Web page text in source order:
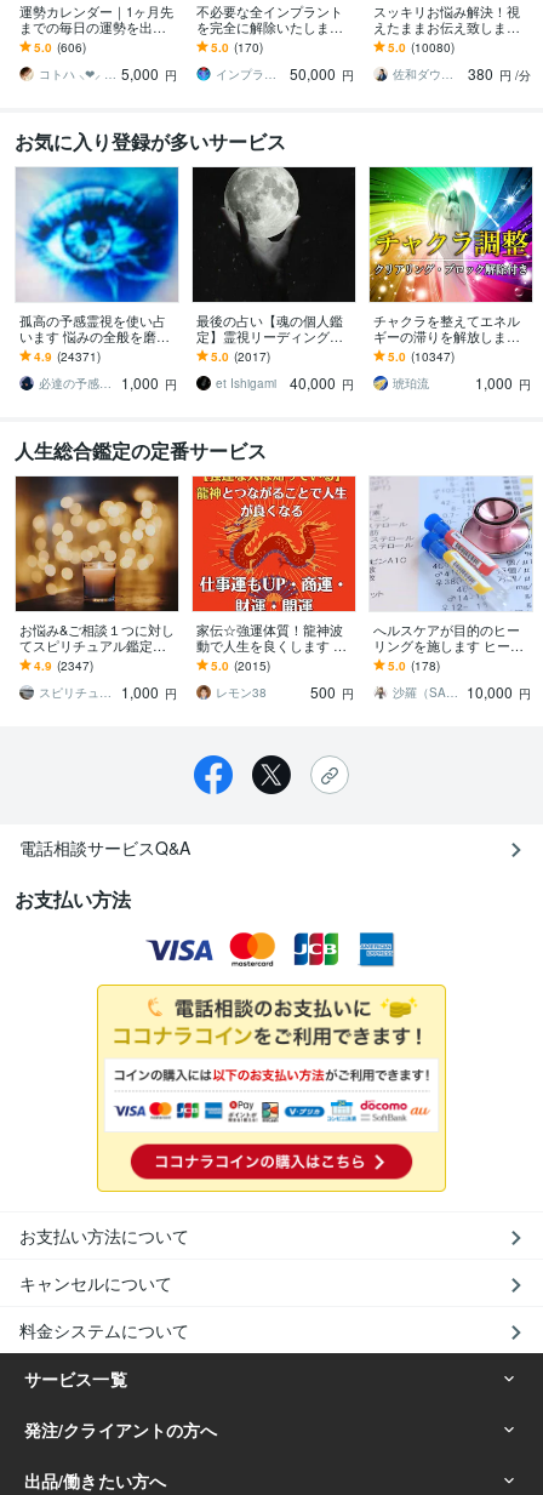
運勢カレンダー｜1ヶ月先
までの毎日の運勢を出し
ます 30日×500字のおよそ
1万5千文字で細かく詳細
に記します
5.0 (606)
コトハ ⸜❤︎⸝ 新サービス提供開始✨️ 5,000 円
不必要な全インプラント
を完全に解除いたします
インプラント全解除創始
者 × 魂の解放・カルマ浄
化・能力開花
5.0 (170)
インプラント全解除創始者｜魂王DaI⭐︎
50,000 円
スッキリお悩み解決！視
えたままお伝え致します
恋愛、結婚、人間関係、
仕事、人生、ペットの気
持ち等◎祈願付き
5.0 (10080)
佐和ダウジング＆スピリットメンター
380 円 /分
お気に入り登録が多いサービス
孤高の予感霊視を使い占
います 悩みの全般を磨き
上げ、研ぎ澄ました予感
より霊視により導きます
4.9 (24371)
必達の予感霊視 渡邊 潤一
1,000 円
最後の占い【魂の個人鑑
定】霊視リーディング承
ります 運命の地図を手
に、輝く人生を創る｜魂
の全体像を紐解く鑑定
5.0 (2017)
et Ishigami
40,000 円
チャクラを整えてエネル
ギーの滞りを解放します 7
割超リピート！人生を変
えたい人のエネルギー調
整
5.0 (10347)
琥珀流
1,000 円
人生総合鑑定の定番サービス
お悩み&ご相談１つに対し
てスピリチュアル鑑定し
ます 最短60分で鑑定！人
生・恋愛・家庭・お金・
人間関係
4.9 (2347)
スピリチュアルカウンセラー沙耶美
1,000 円
家伝☆強運体質！龍神波
動で人生を良くします 龍
神と繋がり 受け取る事で
開運へ導かれる。
5.0 (2015)
レモン38
500 円
へルスケアが目的のヒー
リングを施します ヒーラ
ー歴10年以上のヒーラー
が行うヘルスケアヒーリ
ング
5.0 (178)
沙羅（SARA）
10,000 円
電話相談サービスQ&A
お支払い方法
お支払い方法について
キャンセルについて
料金システムについて